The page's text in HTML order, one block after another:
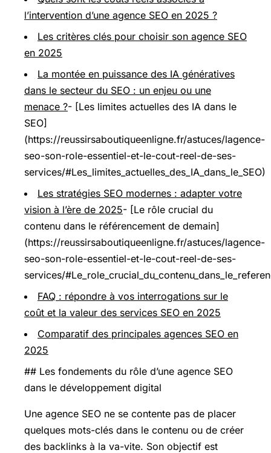
l’intervention d’une agence SEO en 2025 ?
Les critères clés pour choisir son agence SEO
en 2025
La montée en puissance des IA génératives
dans le secteur du SEO : un enjeu ou une
menace ?- [Les limites actuelles des IA dans le
SEO]
(https://reussirsaboutiqueenligne.fr/astuces/lagence-
seo-son-role-essentiel-et-le-cout-reel-de-ses-
services/#Les_limites_actuelles_des_IA_dans_le_SEO)
Les stratégies SEO modernes : adapter votre
vision à l’ère de 2025- [Le rôle crucial du
contenu dans le référencement de demain]
(https://reussirsaboutiqueenligne.fr/astuces/lagence-
seo-son-role-essentiel-et-le-cout-reel-de-ses-
services/
FAQ : répondre à vos interrogations sur le
coût et la valeur des services SEO en 2025
Comparatif des principales agences SEO en
2025
## Les fondements du rôle d’une agence SEO
dans le développement digital
Une agence SEO ne se contente pas de placer
quelques mots-clés dans le contenu ou de créer
des backlinks à la va-vite. Son objectif est